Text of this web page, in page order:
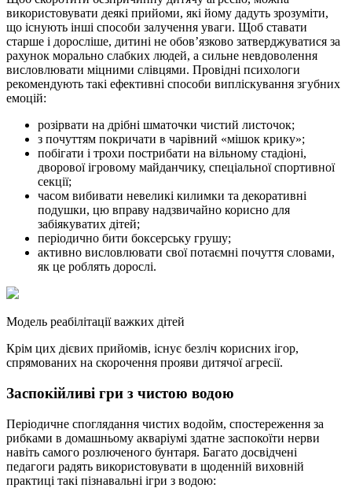
використовувати деякі прийоми, які йому дадуть зрозуміти,
що існують інші способи залучення уваги. Щоб ставати
старше і доросліше, дитині не обов’язково затверджуватися за
рахунок морально слабких людей, а сильне невдоволення
висловлювати міцними слівцями. Провідні психологи
рекомендують такі ефективні способи випліскування згубних
емоцій:
розірвати на дрібні шматочки чистий листочок;
з почуттям покричати в чарівний «мішок крику»;
побігати і трохи пострибати на вільному стадіоні,
дворової ігровому майданчику, спеціальної спортивної
секції;
часом вибивати невеликі килимки та декоративні
подушки, цю вправу надзвичайно корисно для
забіякуватих дітей;
періодично бити боксерську грушу;
активно висловлювати свої потаємні почуття словами,
як це роблять дорослі.
Модель реабілітації важких дітей
Крім цих дієвих прийомів, існує безліч корисних ігор,
спрямованих на скорочення прояви дитячої агресії.
Заспокійливі гри з чистою водою
Періодичне споглядання чистих водойм, спостереження за
рибками в домашньому акваріумі здатне заспокоїти нерви
навіть самого розлюченого бунтаря. Багато досвідчені
педагоги радять використовувати в щоденній виховній
практиці такі пізнавальні ігри з водою: